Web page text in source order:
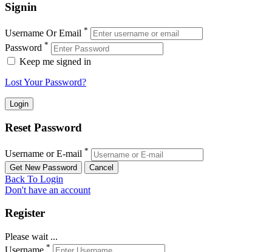
Signin
Username Or Email *
Password *
Keep me signed in
Lost Your Password?
Reset Password
Username or E-mail *
Back To Login
Don't have an account
Register
Please wait ...
*